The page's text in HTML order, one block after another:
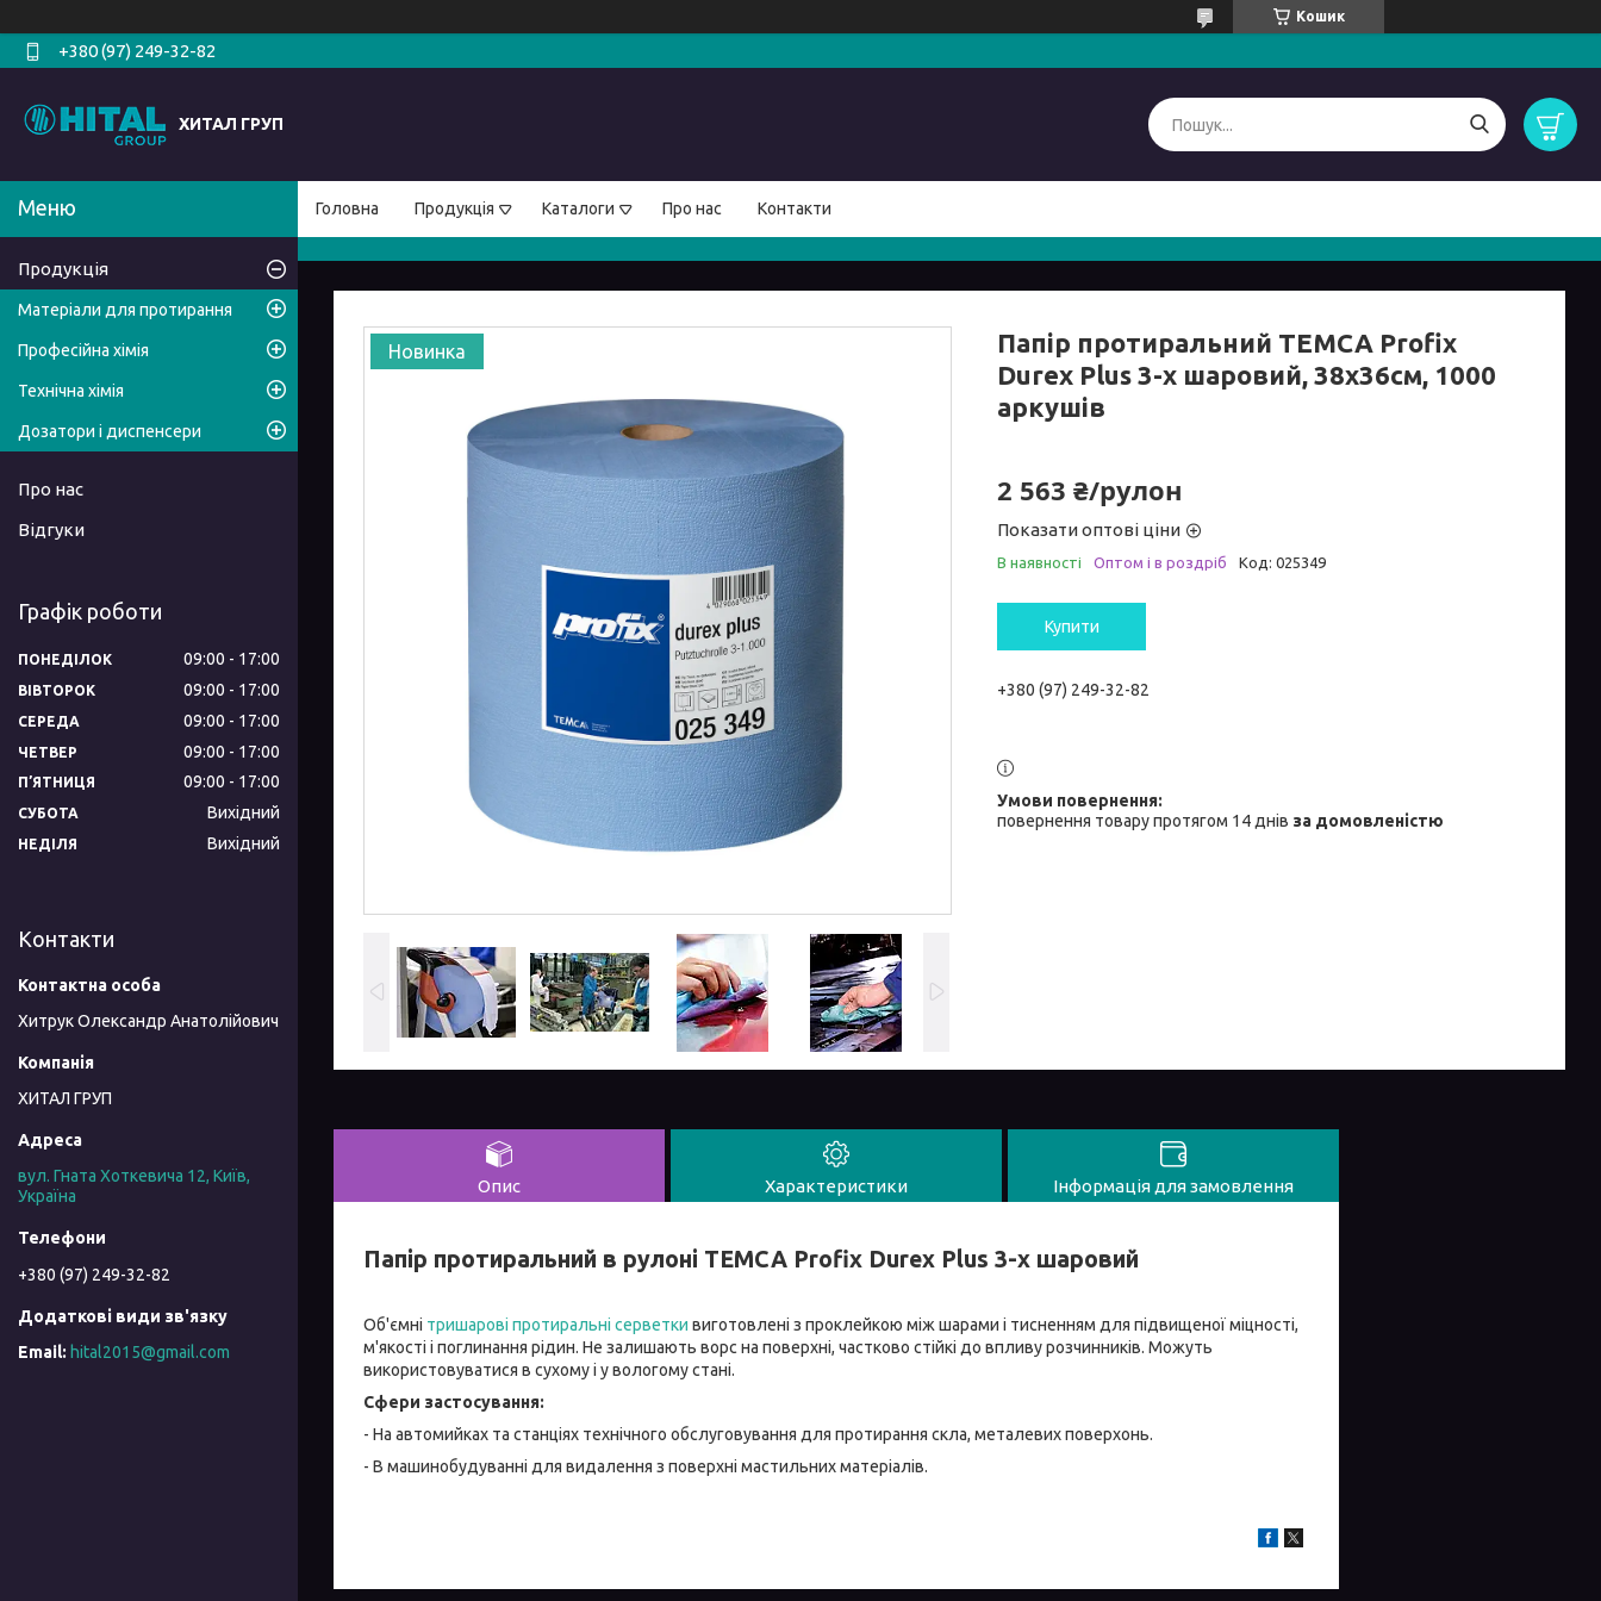
Кошик
+380 (97) 249-32-82
ХИТАЛ ГРУП
Головна Продукція Каталоги Про нас Контакти
Новинка
Папір протиральний TEMCA Profix
Durex Plus 3-х шаровий, 38х36см, 1000
аркушів
2 563 ₴/рулон
Показати оптові ціни
В наявності Оптом і в роздріб Код: 025349
Купити
+380 (97) 249-32-82
повернення товару протягом 14 днів за домовленістю
Опис Характеристики Інформація для замовлення
Папір протиральний в рулоні TEMCA Profix Durex Plus 3-х шаровий
Об'ємні тришарові протиральні серветки виготовлені з проклейкою між шарами і тисненням для підвищеної міцності,
м'якості і поглинання рідин. Не залишають ворс на поверхні, частково стійкі до впливу розчинників. Можуть
використовуватися в сухому і у вологому стані.
Сфери застосування:
- На автомийках та станціях технічного обслуговування для протирання скла, металевих поверхонь.
- В машинобудуванні для видалення з поверхні мастильних матеріалів.
Продукція
Матеріали для протирання
Професійна хімія
Технічна хімія
Дозатори і диспенсери
Про нас
Відгуки
Графік роботи
ПОНЕДІЛОК 09:00 17:00
ВІВТОРОК 09:00 17:00
СЕРЕДА 09:00 17:00
ЧЕТВЕР 09:00 17:00
ПʼЯТНИЦЯ 09:00 17:00
СУБОТА Вихідний
НЕДІЛЯ Вихідний
Контакти
Хитрук Олександр Анатолійович
ХИТАЛ ГРУП
вул. Гната Хоткевича 12, Київ,
Україна
+380 (97) 249-32-82
hital2015@gmail.com